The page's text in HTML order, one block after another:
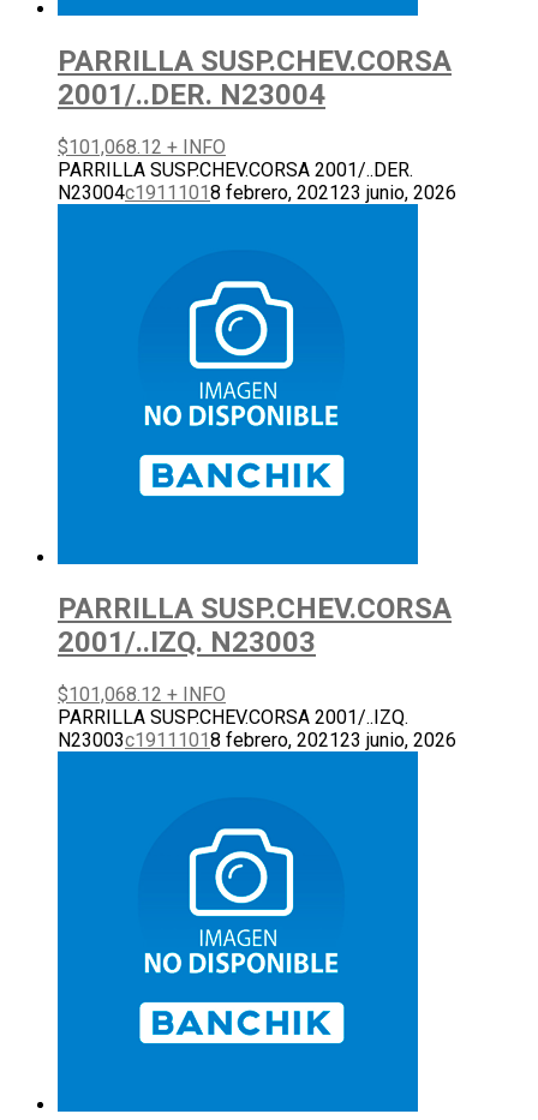
PARRILLA SUSP.CHEV.CORSA
2001/..DER. N23004
$101,068.12 + INFO
PARRILLA SUSP.CHEV.CORSA 2001/..DER.
N23004c19111018 febrero, 202123 junio, 2026
PARRILLA SUSP.CHEV.CORSA
2001/..IZQ. N23003
$101,068.12 + INFO
PARRILLA SUSP.CHEV.CORSA 2001/..IZQ.
N23003c1911101 8 febrero, 202123 junio, 2026